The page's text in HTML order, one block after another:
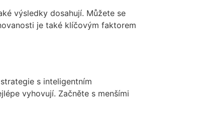
výsledky dosahují. Můžete se
je také klíčovým faktorem
s inteligentním
vyhovují. Začněte s menšími